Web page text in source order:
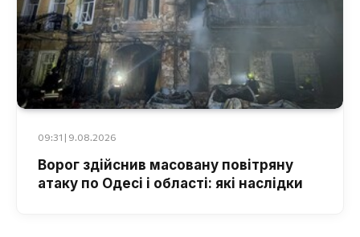
09:31 | 9.08.2026
Ворог здійснив масовану повітряну
атаку по Одесі і області: які наслідки